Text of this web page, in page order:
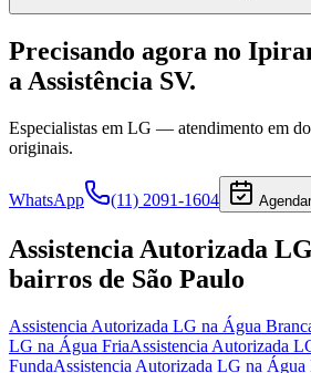
Precisando agora no
a Assistência SV.
Especialistas em LG — atendimento em
originais.
WhatsApp (11) 2091-1604
Assistencia Autorizada LG
bairros de São Paulo
Assistencia Autorizada LG na Água
LG na Água FriaAssistencia Autorizada
FundaAssistencia Autorizada LG na Água